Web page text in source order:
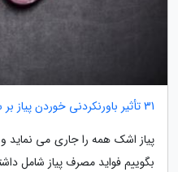
31 تأثیر باورنکردنی خوردن پیاز بر سلامتی بدن، پوست و مو
پیاز اشک همه را جاری می نماید
بگوییم فواید مصرف پیاز شامل